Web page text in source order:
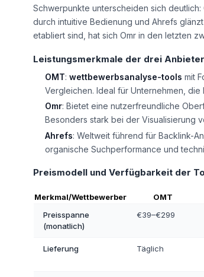
Schwerpunkte unterscheiden sich
durch intuitive Bedienung und Ahrefs
etabliert sind, hat sich Omr in den letzten
Leistungsmerkmale der drei
OMT: wettbewerbsanalyse-tools mit
Vergleichen. Ideal für Unternehmen,
Omr: Bietet eine nutzerfreundliche
Besonders stark bei der Visualisierung
Ahrefs: Weltweit führend für Backlink-
organische Suchperformance und
Preismodell und Verfügbarkeit der
Merkmal/Wettbewerber OMT
Preisspanne
(monatlich)
€39–€299
Lieferung Täglich